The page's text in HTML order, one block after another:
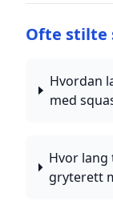
Ofte stilte
Hvordan
med
Hvor lang
gryterett